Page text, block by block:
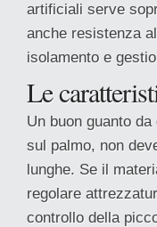
artificiali serve
anche resistenza
isolamento e
Le
Un buon guanto
sul palmo, non
lunghe. Se il
regolare
controllo della